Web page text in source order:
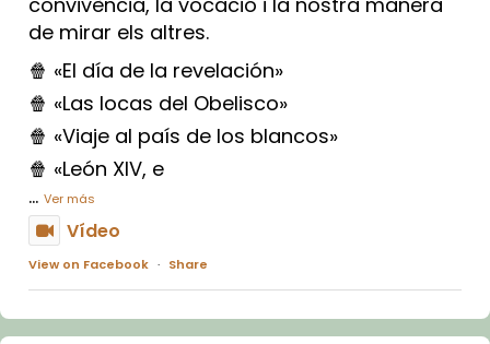
de mirar els altres.
🍿 «El día de la revelación»
🍿 «Las locas del Obelisco»
🍿 «Viaje al país de los blancos»
🍿 «León XIV, e
... Ver más
Vídeo
View on Facebook · Share
Arquebisbat de Barcelona